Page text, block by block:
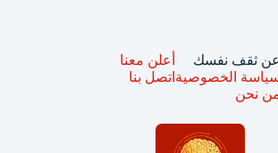
عن ثقف نفسك
الخصوصية
نحن
أعلن معنا
اتصل بنا